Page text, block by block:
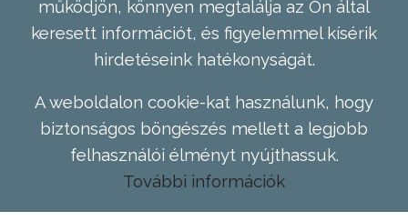
működjön, könnyen megtalálja az Ön által
keresett információt, és figyelemmel kísérik
hirdetéseink hatékonyságát.
A weboldalon cookie-kat használunk, hogy
biztonságos böngészés mellett a legjobb
felhasználói élményt nyújthassuk.
További információk